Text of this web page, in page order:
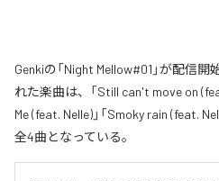
Genkiの「Night Mellow#01」が配信
れた楽曲は、「Still can't move on
Me (feat. Nelle)」「Smoky rain (feat.
全4曲となっている。